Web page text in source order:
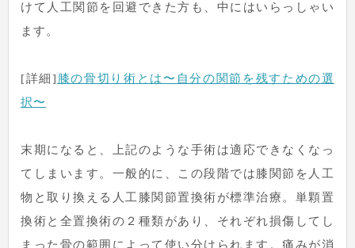
けて人工関節を回避できた方も、中にはいらっしゃい
ます。
[詳細] 膝の骨切り術とは〜自分の関節を残すための選
択〜
末期になると、上記のような手術は適応できなくなっ
てしまいます。一般的に、この段階では膝関節を人工
物と取り換える人工膝関節置換術が標準治療。単顆置
換術と全置換術の２種類があり、それぞれ損傷してし
まった骨の範囲によって使い分けられます。痛みが消